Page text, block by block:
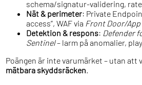
schema/signatur-validering, rate
Nät & perimeter: Private
access”, WAF via Front Door/App
Detektion & respons: Defender
Sentinel– larm på anomalier,
Poängen är inte varumärket – utan att
mätbara skyddsräcken